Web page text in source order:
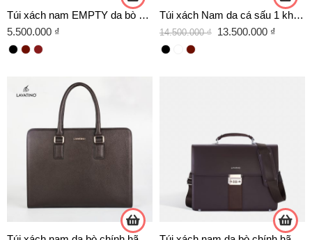
Túi xách nam EMPTY da bò chính hãng Lavatino – HB01
5.500.000 ₫
Túi xách Nam da cá sấu 1 khóa, quai xách + dây đeo chéo chính hãng Lavatino HS03
14.500.000₫ 13.500.000 ₫